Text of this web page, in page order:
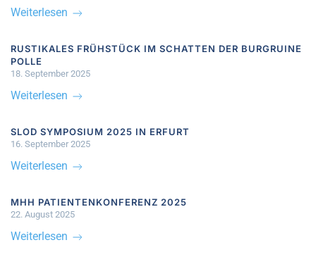
Weiterlesen
RUSTIKALES FRÜHSTÜCK IM SCHATTEN DER BURGRUINE
POLLE
18. September 2025
Weiterlesen
SLOD SYMPOSIUM 2025 IN ERFURT
16. September 2025
Weiterlesen
MHH PATIENTENKONFERENZ 2025
22. August 2025
Weiterlesen